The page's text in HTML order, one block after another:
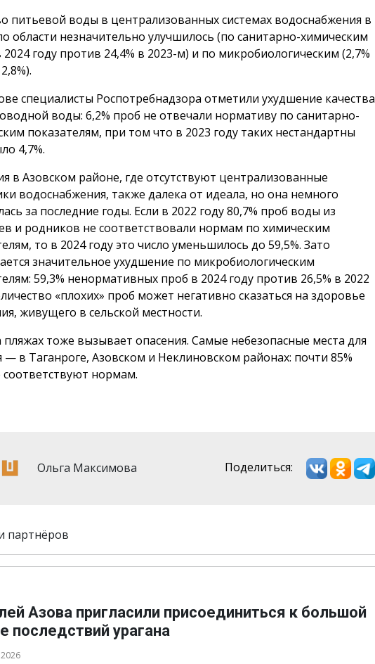
питьевой воды в централизованных системах водоснабжения в
области незначительно улучшилось (по санитарно-химическим
2024 году против 24,4% в 2023-м) и по микробиологическим (2,7%
специалисты Роспотребнадзора отметили ухудшение качества
воды: 6,2% проб не отвечали нормативу по санитарно-
показателям, при том что в 2023 году таких нестандартны
4,7%.
в Азовском районе, где отсутствуют централизованные
водоснабжения, также далека от идеала, но она немного
за последние годы. Если в 2022 году 80,7% проб воды из
и родников не соответствовали нормам по химическим
то в 2024 году это число уменьшилось до 59,5%. Зато
значительное ухудшение по микробиологическим
59,3% ненормативных проб в 2024 году против 26,5% в 2022
«плохих» проб может негативно сказаться на здоровье
живущего в сельской местности.
пляжах тоже вызывает опасения. Самые небезопасные места для
— в Таганроге, Азовском и Неклиновском районах: почти 85%
соответствуют нормам.
Ольга Максимова Поделиться:
партнёров
Азова пригласили присоединиться к большой
последствий урагана
2026